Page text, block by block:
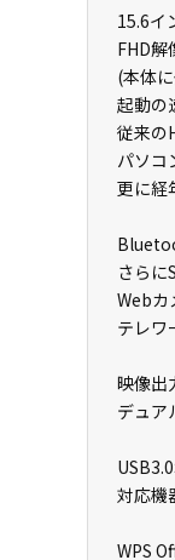
15.6イ
FHD解
(本体
起動の
従来の
パソコ
更に経
さらに
Webカ
テレワ
映像出
デュア
対応機
WPS